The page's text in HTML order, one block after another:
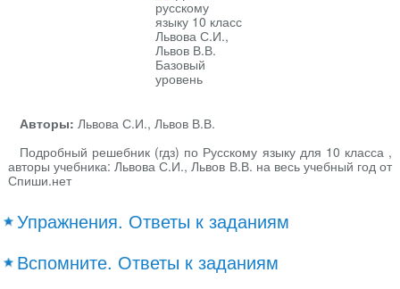
Авторы: Львова С.И., Львов В.В.
Подробный решебник (гдз) по Русскому языку для 10 класса ,
авторы учебника: Львова С.И., Львов В.В. на весь учебный год от
Спиши.нет
Упражнения. Ответы к заданиям
Вспомните. Ответы к заданиям